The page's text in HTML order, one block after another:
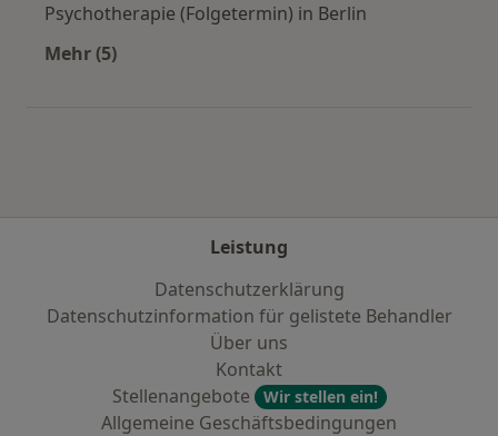
Psychotherapie (Folgetermin) in Berlin
Mehr (5)
Leistung
Datenschutzerklärung
Datenschutzinformation für gelistete Behandler
Über uns
Kontakt
Stellenangebote
Wir stellen ein!
Allgemeine Geschäftsbedingungen